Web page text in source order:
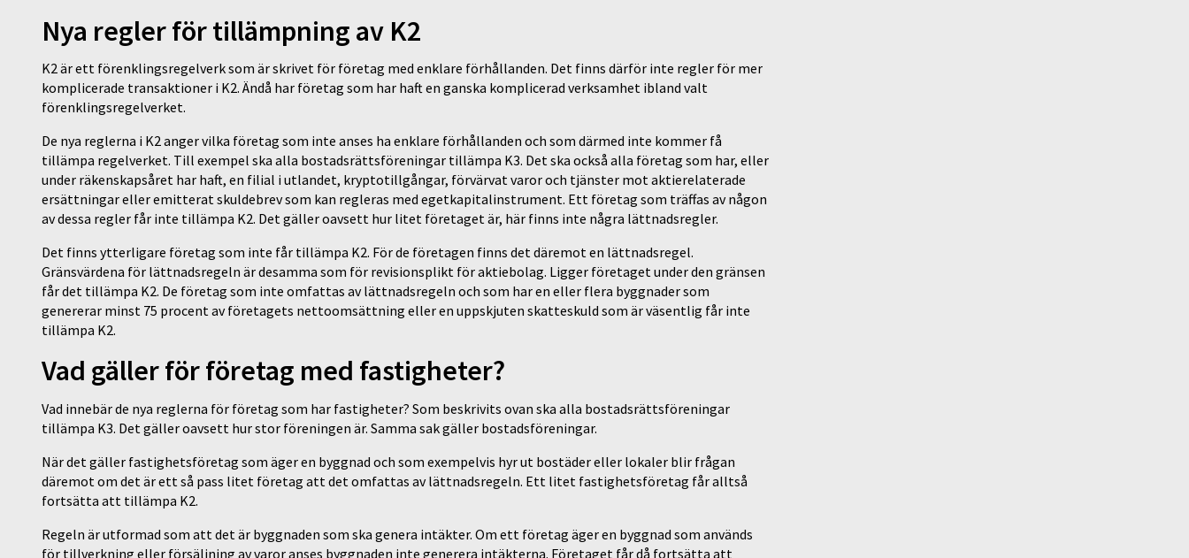
Nya regler för tillämpning av K2
K2 är ett förenklingsregelverk som är skrivet för företag med enklare förhållanden. Det finns därför inte regler för mer
komplicerade transaktioner i K2. Ändå har företag som har haft en ganska komplicerad verksamhet ibland valt
förenklingsregelverket.
De nya reglerna i K2 anger vilka företag som inte anses ha enklare förhållanden och som därmed inte kommer få
tillämpa regelverket. Till exempel ska alla bostadsrättsföreningar tillämpa K3. Det ska också alla företag som har, eller
under räkenskapsåret har haft, en filial i utlandet, kryptotillgångar, förvärvat varor och tjänster mot aktierelaterade
ersättningar eller emitterat skuldebrev som kan regleras med egetkapitalinstrument. Ett företag som träffas av någon
av dessa regler får inte tillämpa K2. Det gäller oavsett hur litet företaget är, här finns inte några lättnadsregler.
Det finns ytterligare företag som inte får tillämpa K2. För de företagen finns det däremot en lättnadsregel.
Gränsvärdena för lättnadsregeln är desamma som för revisionsplikt för aktiebolag. Ligger företaget under den gränsen
får det tillämpa K2. De företag som inte omfattas av lättnadsregeln och som har en eller flera byggnader som
genererar minst 75 procent av företagets nettoomsättning eller en uppskjuten skatteskuld som är väsentlig får inte
tillämpa K2.
Vad gäller för företag med fastigheter?
Vad innebär de nya reglerna för företag som har fastigheter? Som beskrivits ovan ska alla bostadsrättsföreningar
tillämpa K3. Det gäller oavsett hur stor föreningen är. Samma sak gäller bostadsföreningar.
När det gäller fastighetsföretag som äger en byggnad och som exempelvis hyr ut bostäder eller lokaler blir frågan
däremot om det är ett så pass litet företag att det omfattas av lättnadsregeln. Ett litet fastighetsföretag får alltså
fortsätta att tillämpa K2.
Regeln är utformad som att det är byggnaden som ska genera intäkter. Om ett företag äger en byggnad som används
för tillverkning eller försäljning av varor anses byggnaden inte generera intäkterna. Företaget får då fortsätta att